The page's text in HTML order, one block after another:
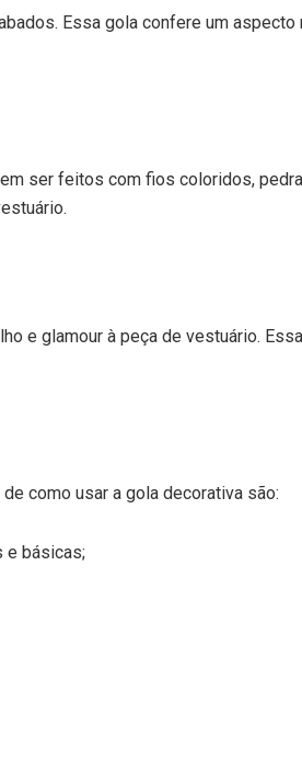
Essa gola confere um
ser feitos com fios coloridos,
e glamour à peça de vestuário.
como usar a gola decorativa são:
e básicas;